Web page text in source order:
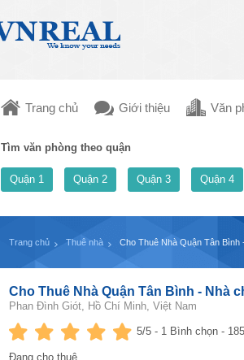
Trang chủ Giới thiệu Văn
Tìm văn phòng theo quận
Quận 1 Quận 2 Quận 3 Quận 4
Trang chủ Thuê nhà Cho Thuê Nhà Quận Tân
Cho Thuê Nhà Quận Tân Bình - Nhà
Phan Đình Giót, Hồ Chí Minh, Việt Nam
5/5 - 1 Bình chọn -
Đang cho thuê